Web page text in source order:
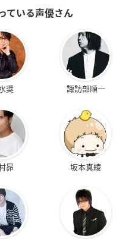
ている声優さん
奨 諏訪部順一
昴 坂本真綾